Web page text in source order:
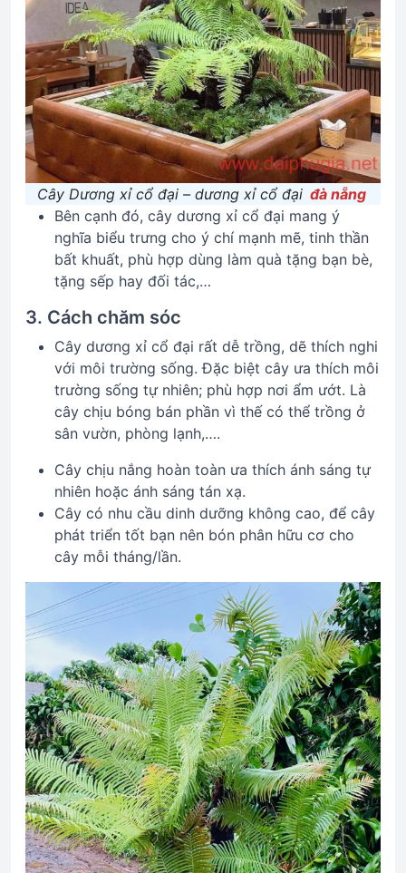
Cây Dương xỉ cổ đại – dương xỉ cổ đại đà nẵng
Bên cạnh đó, cây dương xỉ cổ đại mang ý
nghĩa biểu trưng cho ý chí mạnh mẽ, tinh thần
bất khuất, phù hợp dùng làm quà tặng bạn bè,
tặng sếp hay đối tác,…
3. Cách chăm sóc
Cây dương xỉ cổ đại rất dễ trồng, dẽ thích nghi
với môi trường sống. Đặc biệt cây ưa thích môi
trường sống tự nhiên; phù hợp nơi ẩm ướt. Là
cây chịu bóng bán phần vì thế có thể trồng ở
sân vườn, phòng lạnh,….
Cây chịu nắng hoàn toàn ưa thích ánh sáng tự
nhiên hoặc ánh sáng tán xạ.
Cây có nhu cầu dinh dưỡng không cao, để cây
phát triển tốt bạn nên bón phân hữu cơ cho
cây mỗi tháng/lần.